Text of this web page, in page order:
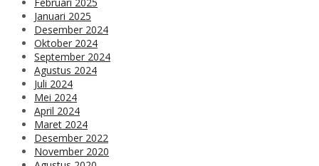
Januari 2025
Desember 2024
Oktober 2024
September 2024
Agustus 2024
Juli 2024
Mei 2024
April 2024
Maret 2024
Desember 2022
November 2020